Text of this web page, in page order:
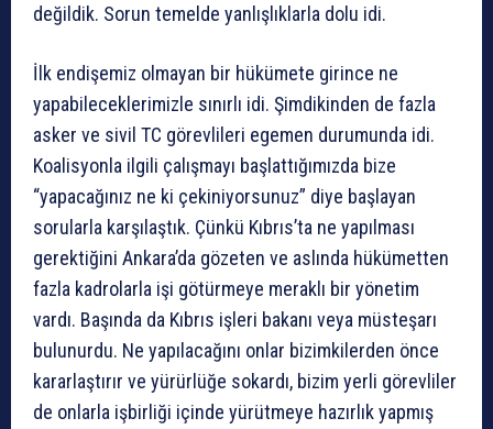
değildik. Sorun temelde yanlışlıklarla dolu idi.
İlk endişemiz olmayan bir hükümete girince ne
yapabileceklerimizle sınırlı idi. Şimdikinden de fazla
asker ve sivil TC görevlileri egemen durumunda idi.
Koalisyonla ilgili çalışmayı başlattığımızda bize
“yapacağınız ne ki çekiniyorsunuz” diye başlayan
sorularla karşılaştık. Çünkü Kıbrıs’ta ne yapılması
gerektiğini Ankara’da gözeten ve aslında hükümetten
fazla kadrolarla işi götürmeye meraklı bir yönetim
vardı. Başında da Kıbrıs işleri bakanı veya müsteşarı
bulunurdu. Ne yapılacağını onlar bizimkilerden önce
kararlaştırır ve yürürlüğe sokardı, bizim yerli görevliler
de onlarla işbirliği içinde yürütmeye hazırlık yapmış